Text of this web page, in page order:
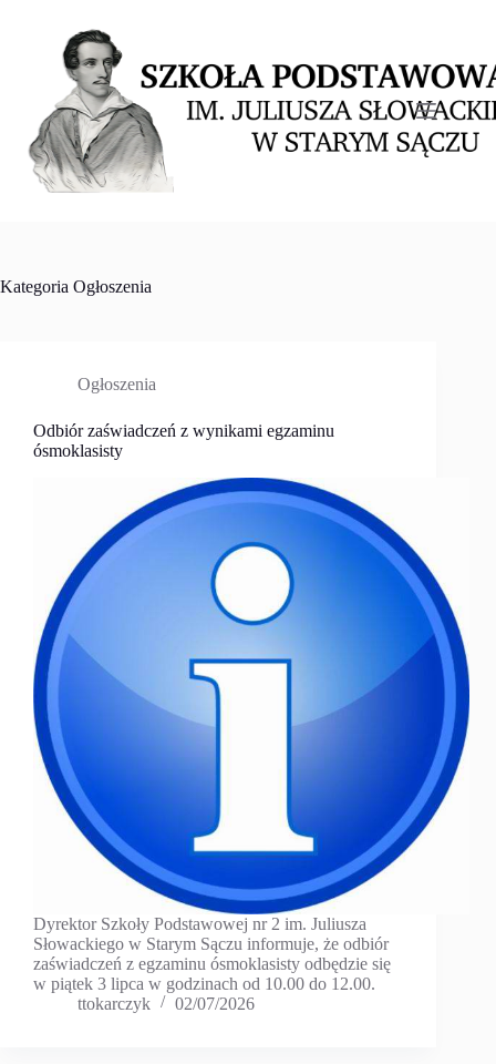
Kategoria Ogłoszenia
Ogłoszenia
Odbiór zaświadczeń z wynikami egzaminu
ósmoklasisty
Dyrektor Szkoły Podstawowej nr 2 im. Juliusza
Słowackiego w Starym Sączu informuje, że odbiór
zaświadczeń z egzaminu ósmoklasisty odbędzie się
w piątek 3 lipca w godzinach od 10.00 do 12.00.
ttokarczyk
02/07/2026